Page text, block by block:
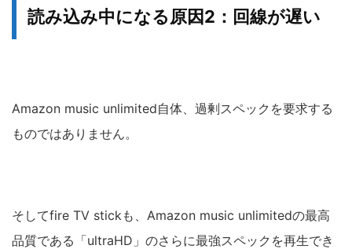
読み込み中になる原因2：回線が遅い
Amazon music unlimited自体、過剰スペックを要求する
ものではありません。
そしてfire TV stickも、Amazon music unlimitedの最高
品質である「ultraHD」のさらに最強スペックを再生でき